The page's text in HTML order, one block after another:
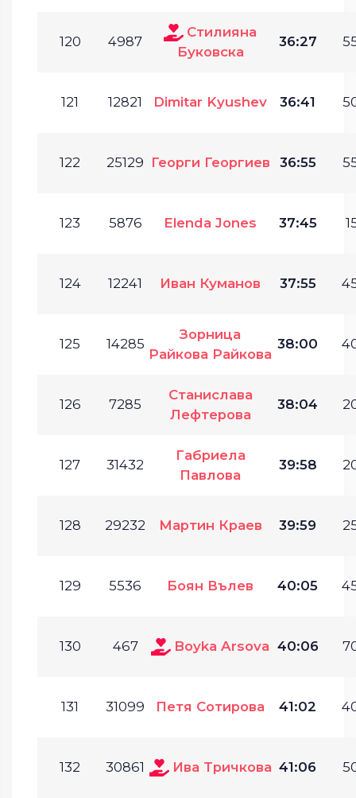
120 4987
Стилияна
Буковска
36:27
121 12821 Dimitar Kyushev 36:41
122 25129 Георги Георгиев 36:55
123 5876 Elenda Jones 37:45
124 12241 Иван Куманов 37:55
125 14285
Зорница
Райкова Райкова
38:00
126 7285
Станислава
Лефтерова
38:04
127 31432
Габриела
Павлова
39:58
128 29232 Мартин Краев 39:59
129 5536 Боян Вълев 40:05
130 467 Boyka Arsova 40:06
131 31099 Петя Сотирова 41:02
132 30861 Ива Тричкова 41:06